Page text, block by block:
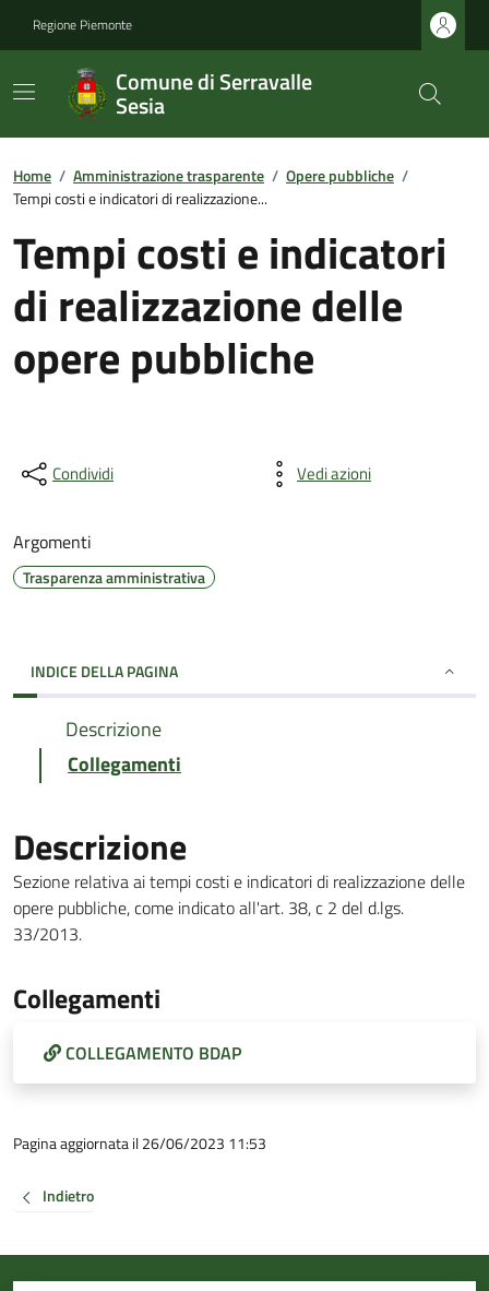
Regione Piemonte
Comune di Serravalle
Sesia
Home / Amministrazione trasparente / Opere pubbliche /
Tempi costi e indicatori di realizzazione...
Tempi costi e indicatori
di realizzazione delle
opere pubbliche
Condividi Vedi azioni
Argomenti
Trasparenza amministrativa
INDICE DELLA PAGINA
Descrizione
Collegamenti
Descrizione
Sezione relativa ai tempi costi e indicatori di realizzazione delle
opere pubbliche, come indicato all'art. 38, c 2 del d.lgs.
33/2013.
Collegamenti
COLLEGAMENTO BDAP
Pagina aggiornata il 26/06/2023 11:53
Indietro